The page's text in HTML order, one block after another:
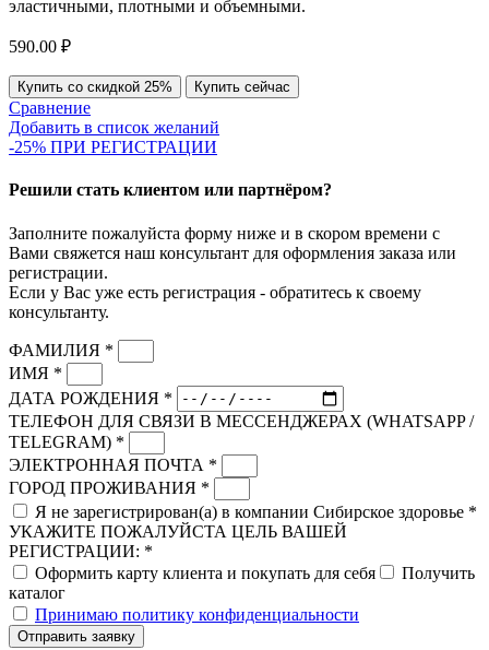
эластичными, плотными и объемными.
590.00 ₽
Купить со скидкой 25% Купить сейчас
Сравнение
Добавить в список желаний
-25% ПРИ РЕГИСТРАЦИИ
Решили стать клиентом или партнёром?
Заполните пожалуйста форму ниже и в скором времени с
Вами свяжется наш консультант для оформления заказа или
регистрации.
Если у Вас уже есть регистрация - обратитесь к своему
консультанту.
ФАМИЛИЯ *
ИМЯ *
ДАТА РОЖДЕНИЯ *
ТЕЛЕФОН ДЛЯ СВЯЗИ В МЕССЕНДЖЕРАХ (WHATSAPP /
TELEGRAM) *
ЭЛЕКТРОННАЯ ПОЧТА *
ГОРОД ПРОЖИВАНИЯ *
Я не зарегистрирован(а) в компании Сибирское здоровье *
УКАЖИТЕ ПОЖАЛУЙСТА ЦЕЛЬ ВАШЕЙ
РЕГИСТРАЦИИ: *
Оформить карту клиента и покупать для себя
Получить
каталог
Принимаю политику конфиденциальности
Отправить заявку